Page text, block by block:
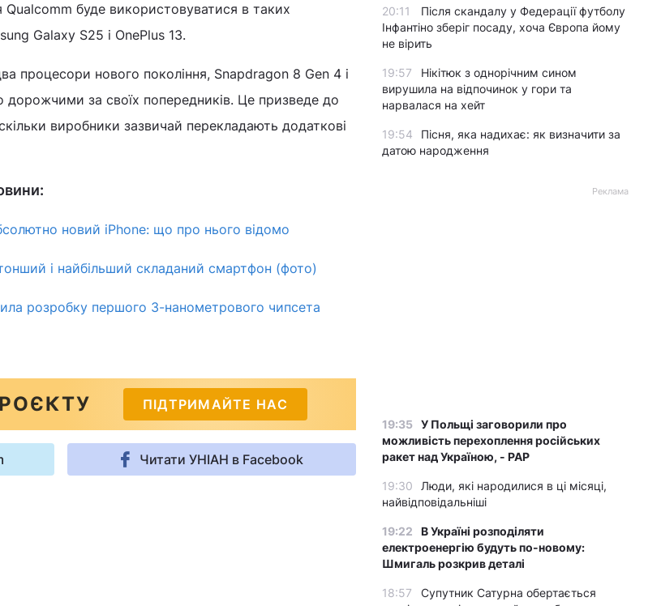
буде використовуватися в таких
Galaxy S25 і OnePlus 13.
процесори нового покоління, Snapdragon 8 Gen 4 і
дорожчими за своїх попередників. Це призведе до
виробники зазвичай перекладають додаткові
новий iPhone: що про нього відомо
і найбільший складаний смартфон (фото)
розробку першого 3-нанометрового чипсета
ПІДТРИМАЙТЕ НАС
Читати УНІАН в Facebook
20:11
Після скандалу у Федерації футболу
Інфантіно зберіг посаду, хоча Європа йому
не вірить
19:57
Нікітюк з однорічним сином
вирушила на відпочинок у гори та
нарвалася на хейт
19:54
Пісня, яка надихає: як визначити за
датою народження
Реклама
19:35 У Польщі заговорили про
можливість перехоплення російських
ракет над Україною, - PAP
19:30
Люди, які народилися в ці місяці,
найвідповідальніші
19:22
В Україні розподіляти
електроенергію будуть по-новому:
Шмигаль розкрив деталі
18:57
Супутник Сатурна обертається